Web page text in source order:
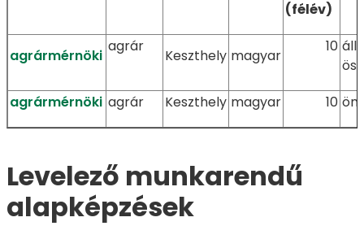
(félév)
agrármérnöki
agrár
Keszthely magyar
10
agrármérnöki agrár Keszthely magyar 10
Levelező munkarendű
alapképzések